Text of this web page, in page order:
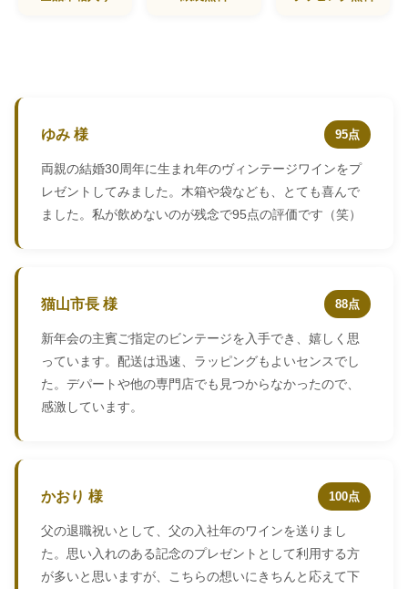
ゆみ 様 95点
両親の結婚30周年に生まれ年のヴィンテージワインをプ
レゼントしてみました。木箱や袋なども、とても喜んで
ました。私が飲めないのが残念で95点の評価です（笑）
猫山市長 様 88点
新年会の主賓ご指定のビンテージを入手でき、嬉しく思
っています。配送は迅速、ラッピングもよいセンスでし
た。デパートや他の専門店でも見つからなかったので、
感激しています。
かおり 様 100点
父の退職祝いとして、父の入社年のワインを送りまし
た。思い入れのある記念のプレゼントとして利用する方
が多いと思いますが、こちらの想いにきちんと応えて下